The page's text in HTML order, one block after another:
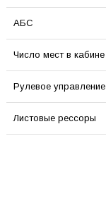
АБС
Число мест в кабине
Рулевое управление
Листовые рессоры